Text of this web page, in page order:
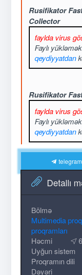
Rusifikator
Collector
faylda virus
Faylı
qeydiyyatdan
Rusifikator
faylda virus
Faylı
qeydiyyatdan
Detallı
Bölmə
Multimedia
proqramları
Həcmi
Uyğun sistem
Proqramın dili
Dəyəri